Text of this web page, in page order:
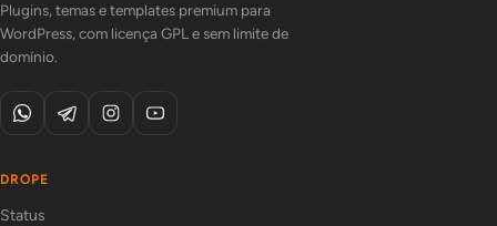
Plugins, temas e templates premium para
WordPress, com licença GPL e sem limite de
domínio.
DROPE
Status